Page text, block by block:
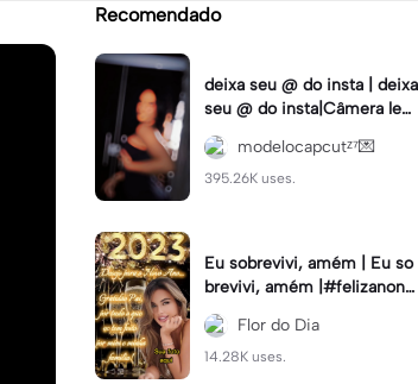
Recomendado
deixa seu @ do insta | deixa
seu @ do insta|Câmera lent
a #fyp #viral #trend #fyp
ツ⁠
modelocapcutᶻ⁷💌
395.26K uses.
Eu sobrevivi, amém | Eu so
brevivi, amém |#felizanono
#feliz2023
Flor do Dia
14.28K uses.